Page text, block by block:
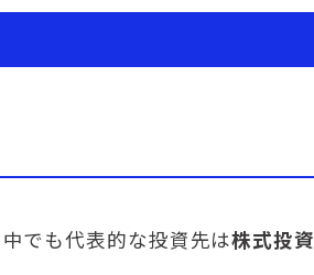
でも代表的な投資先は株式投資